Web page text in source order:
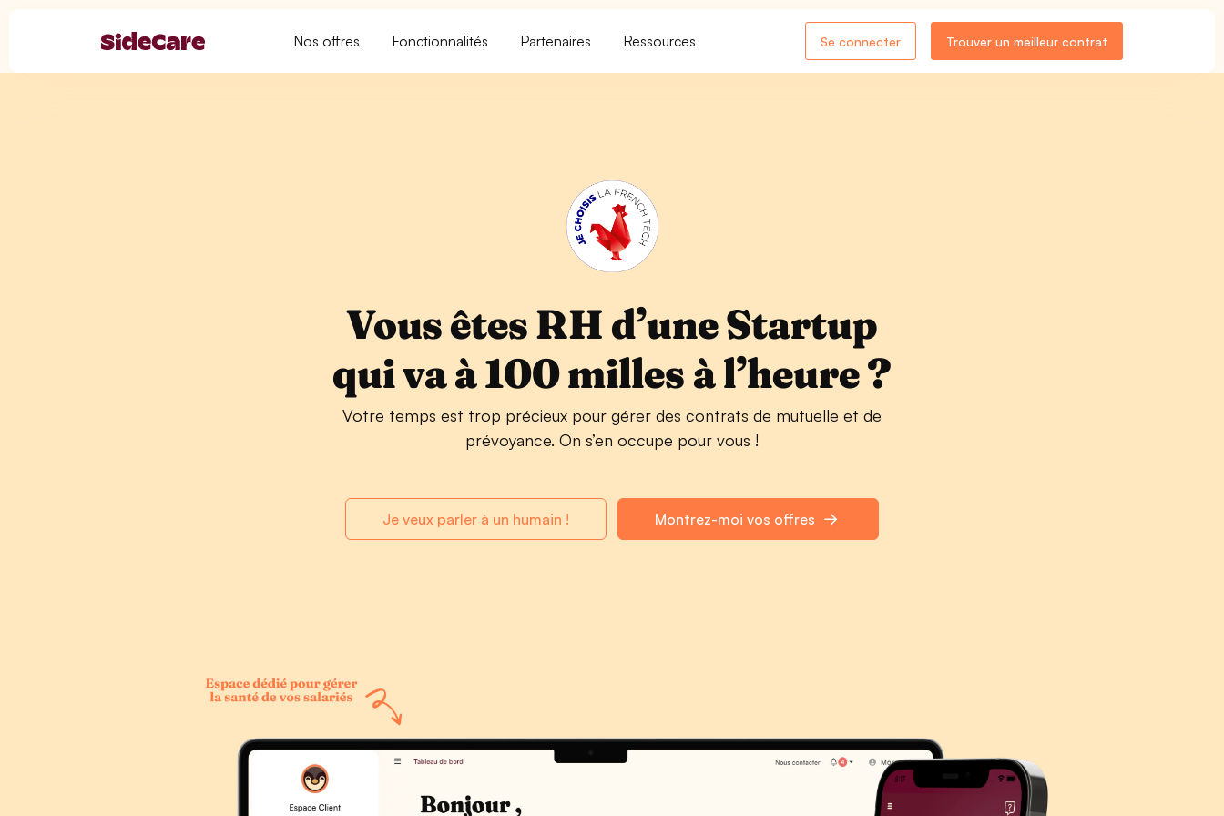
Nos offres Fonctionnalités Partenaires Ressources Se connecter Trouver un meilleur contrat
Vous êtes RH d’une Startup
qui va à 100 milles à l’heure ?
Votre temps est trop précieux pour gérer des contrats de mutuelle et de
prévoyance. On s’en occupe pour vous !
Je veux parler à un humain ! Montrez-moi vos offres